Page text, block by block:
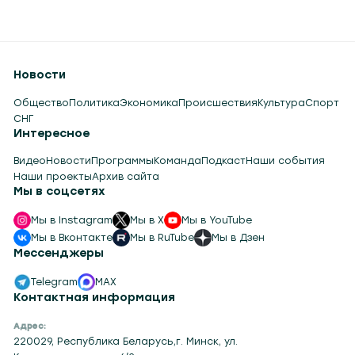
Контактная информация
Адрес:
220029, Республика Беларусь,г. Минск, ул.
Новости
ОбществоПолитикаЭкономикаПроисшествияКультураСпорт
СНГ
Интересное
ВидеоНовостиПрограммыКомандаПодкастНаши события
Наши проектыАрхив сайта
Мы в соцсетях
Мы в Instagram Мы в X
Мы в YouTube
Мы в Вконтакте
Мы в RuTube Мы в Дзен
Мессенджеры
Telegram MAX